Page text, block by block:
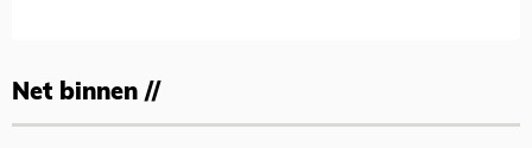
Net binnen //